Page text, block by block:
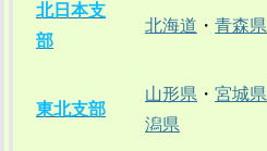
北日本支
部
北海道 ・ 青森県
東北支部
山形県 ・ 宮城県
潟県